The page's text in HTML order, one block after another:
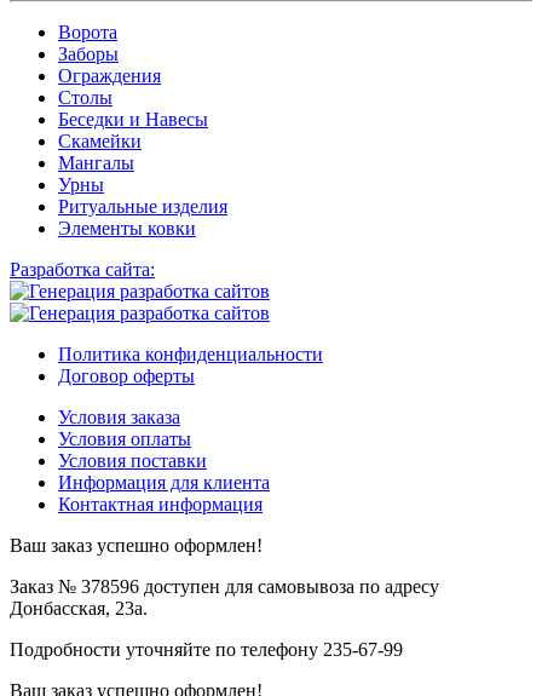
Ворота
Заборы
Ограждения
Столы
Беседки и Навесы
Скамейки
Мангалы
Урны
Ритуальные изделия
Элементы ковки
Разработка сайта:
Политика конфиденциальности
Договор оферты
Условия заказа
Условия оплаты
Условия поставки
Информация для клиента
Контактная информация
Ваш заказ успешно оформлен!
Заказ № 378596 доступен для самовывоза по адресу
Донбасская, 23а.
Подробности уточняйте по телефону 235-67-99
Ваш заказ успешно оформлен!